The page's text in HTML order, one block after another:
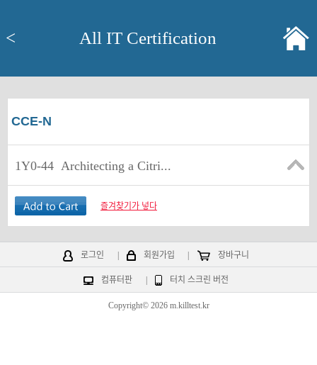
< All IT Certification
CCE-N
1Y0-44 Architecting a Citri...
즐겨찾기가 넣다
로그인 회원가입 장바구니
컴퓨터판 터치 스크린 버전
Copyright© 2026 m.killtest.kr